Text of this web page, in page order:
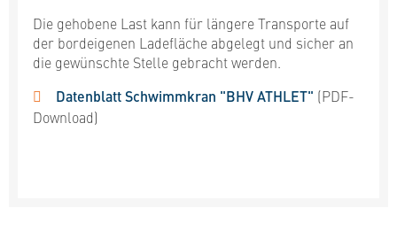
Die gehobene Last kann für längere Transporte auf
der bordeigenen Ladefläche abgelegt und sicher an
die gewünschte Stelle gebracht werden.
Datenblatt Schwimmkran "BHV ATHLET" (PDF-
Download)